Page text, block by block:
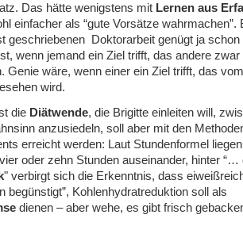
Das hätte wenigstens mit Lernen aus
einfacher als “gute Vorsätze wahrmachen”.
geschriebenen Doktorarbeit genügt ja schon
wenn jemand ein Ziel trifft, das andere
Genie wäre, wenn einer ein Ziel trifft, das
wird.
die Diätwende, die Brigitte einleiten will,
anzusiedeln, soll aber mit den
erreicht werden: Laut Stundenformel
oder zehn Stunden auseinander, hinter “…
" verbirgt sich die Erkenntnis, dass
begünstigt”, Kohlenhydratreduktion soll als
dienen – aber wehe, es gibt frisch